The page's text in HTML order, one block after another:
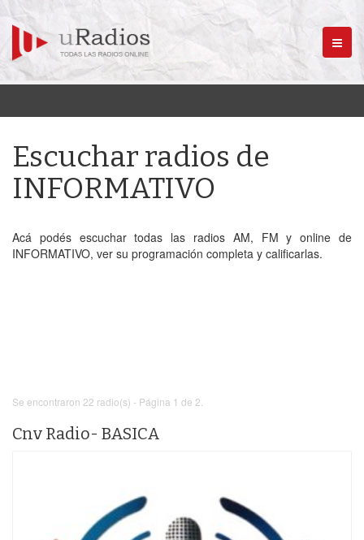
Menú
Escuchar radios de
INFORMATIVO
Acá podés escuchar todas las radios AM, FM y online de
INFORMATIVO, ver su programación completa y calificarlas.
Se encontraron 22 radio(s) - Página 1 de 2.
Cnv Radio- BASICA